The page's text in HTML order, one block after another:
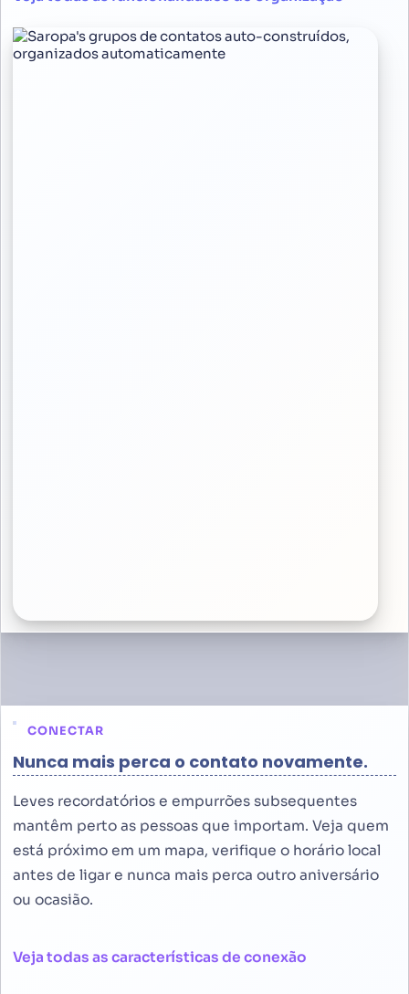
CONECTAR
Nunca mais perca o contato novamente.
Leves recordatórios e empurrões subsequentes
mantêm perto as pessoas que importam. Veja quem
está próximo em um mapa, verifique o horário local
antes de ligar e nunca mais perca outro aniversário
ou ocasião.
Veja todas as características de conexão